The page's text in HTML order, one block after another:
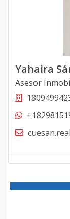
Yahaira
Asesor